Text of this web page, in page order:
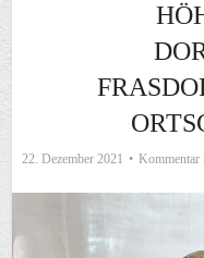
22. Dezember 2021 Kommentar